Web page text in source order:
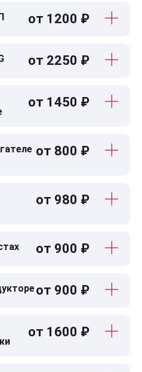
от 1200 ₽
от 2250 ₽
от 1450 ₽
от 800 ₽
от 980 ₽
от 900 ₽
от 900 ₽
от 1600 ₽